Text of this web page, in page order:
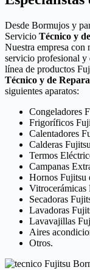
Desde Bormujos y
Servicio Técnico y
Nuestra empresa con
servicio profesional y
línea de productos
Técnico y de
siguientes aparatos:
Congeladores
Frigoríficos
Calentadores
Calderas
Termos
Campanas
Hornos Fujitsu
Vitrocerámicas
Secadoras
Lavadoras
Lavavajillas
Aires
Otros.